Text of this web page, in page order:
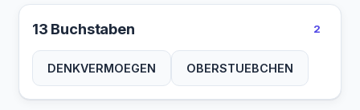
13 Buchstaben 2
DENKVERMOEGEN OBERSTUEBCHEN